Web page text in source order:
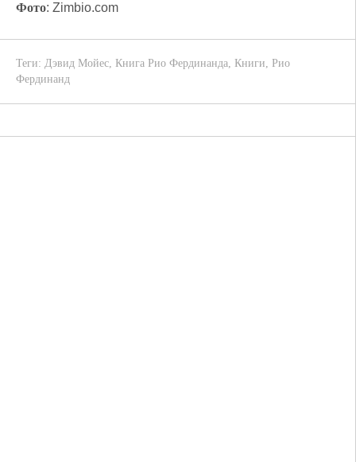
Фото: Zimbio.com
Теги: Дэвид Мойес, Книга Рио Фердинанда, Книги, Рио
Фердинанд